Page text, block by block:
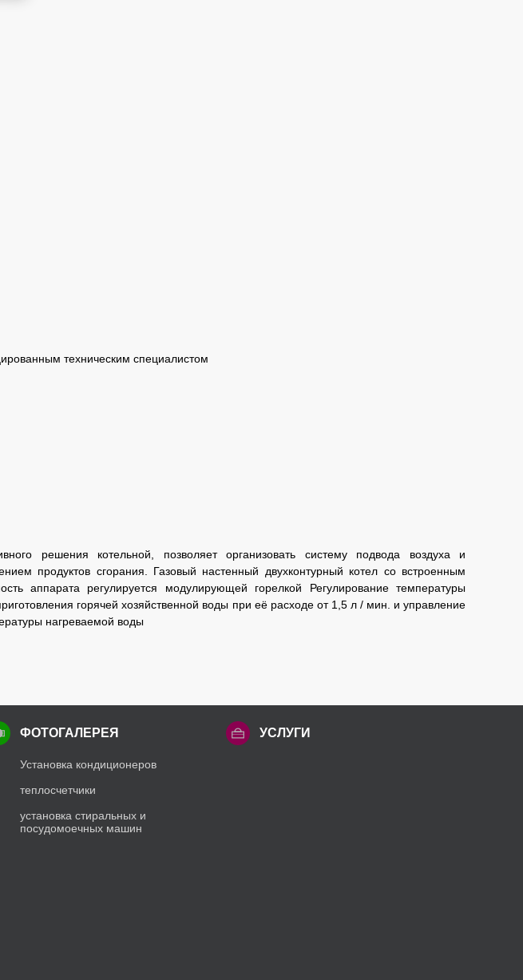
техническим специалистом
решения котельной, позволяет организовать систему подвода воздуха и
продуктов сгорания. Газовый настенный двухконтурный котел со встроенным
аппарата регулируется модулирующей горелкой Регулирование температуры
горячей хозяйственной воды при её расходе от 1,5 л / мин. и управление
нагреваемой воды
ФОТОГАЛЕРЕЯ
Установка кондиционеров
теплосчетчики
установка стиральных и
посудомоечных машин
УСЛУГИ